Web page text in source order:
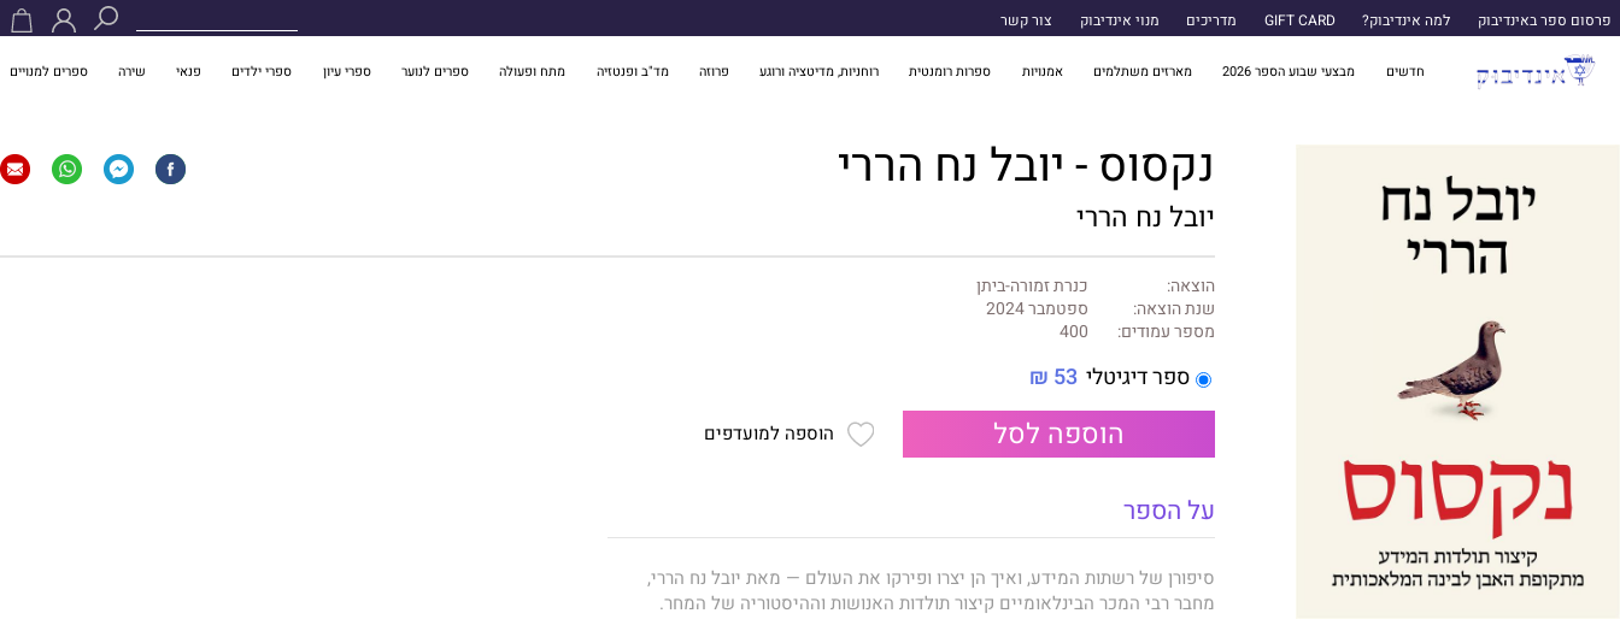
פרסום ספר באינדיבוק למה אינדיבוק? GIFT CARD מדריכים מנוי אינדיבוק צור קשר
חדשים מבצעי שבוע הספר 2026 מארזים משתלמים אמנויות ספרות רומנטית רוחניות, מדיטציה ורוגע פרוזה מד"ב ופנטזיה מתח ופעולה ספרים לנוער ספרי עיון ספרי ילדים פנאי שירה ספרים למנויים
נקסוס - יובל נח הררי
יובל נח הררי
הוצאה:
כנרת זמורה-ביתן
שנת הוצאה:
ספטמבר 2024
מספר עמודים:
400
ספר דיגיטלי 53 ₪
הוספה לסל הוספה למועדפים
על הספר
סיפורן של רשתות המידע, ואיך הן יצרו ופירקו את העולם — מאת יובל נח הררי,
מחבר רבי המכר הבינלאומיים קיצור תולדות האנושות וההיסטוריה של המחר.